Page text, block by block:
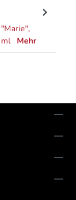
ml Mehr